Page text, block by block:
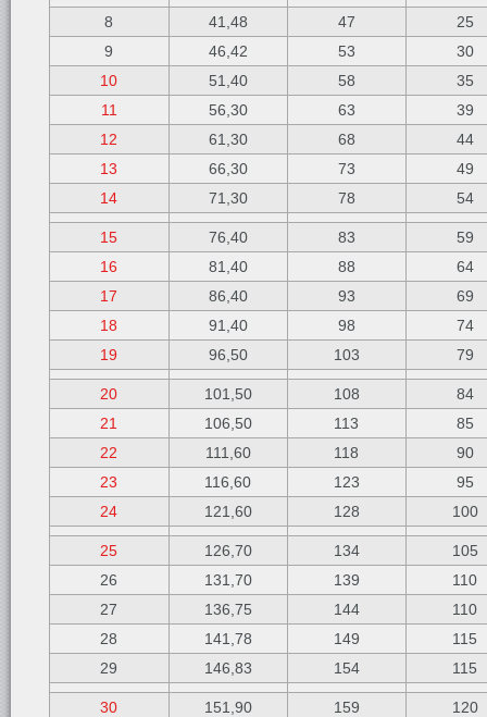
8 41,48 47
25
9
46,42 53
30
10
51,40 58
35
11
56,30 63
39
12
61,30 68
44
13
66,30 73
49
14
71,30 78 54
15 76,40 83
59
16
81,40 88
64
17
86,40 93
69
18
91,40 98
74
19
96,50 103 79
20 101,50 108
84
21
106,50 113
85
22
111,60 118
90
23
116,60 123
95
24
121,60 128 100
25 126,70 134
105
26
131,70 139
110
27
136,75 144
110
28
141,78 149
115
29
146,83 154 115
30 151,90 159
120